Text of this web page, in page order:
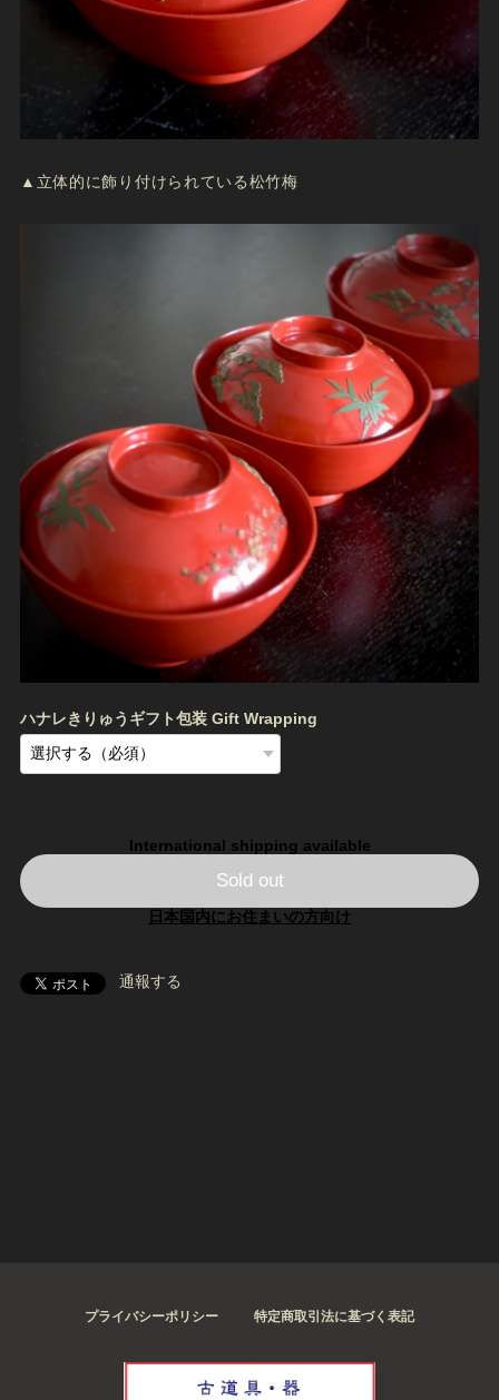
▲立体的に飾り付けられている松竹梅
ハナレきりゅうギフト包装 Gift Wrapping
International shipping available
Sold out
日本国内にお住まいの方向け
通報する
プライバシーポリシー 特定商取引法に基づく表記